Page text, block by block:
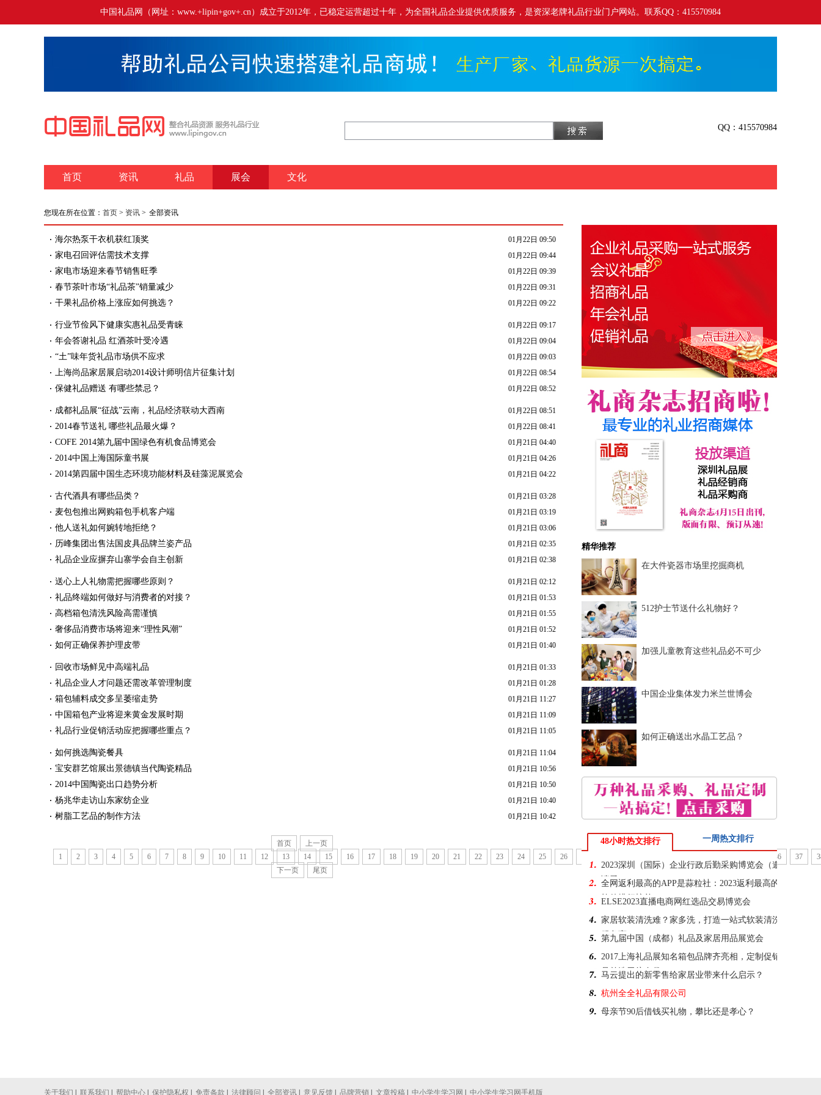
中国礼品网（网址：www.+lipin+gov+.cn）成立于2012年，已稳定运营超过十年，为全国礼品企业提供优质服务，是资深老牌礼品行业门户网站。联系QQ：415570984
QQ：415570984
首页 资讯 礼品 展会 文化
您现在所在位置： 首页 > 资讯 > 全部资讯
海尔热泵干衣机获红顶奖 01月22日 09:50
家电召回评估需技术支撑 01月22日 09:44
家电市场迎来春节销售旺季 01月22日 09:39
春节茶叶市场“礼品茶”销量减少 01月22日 09:31
干果礼品价格上涨应如何挑选？ 01月22日 09:22
行业节俭风下健康实惠礼品受青睐 01月22日 09:17
年会答谢礼品 红酒茶叶受冷遇 01月22日 09:04
“土”味年货礼品市场供不应求 01月22日 09:03
上海尚品家居展启动2014设计师明信片征集计划 01月22日 08:54
保健礼品赠送 有哪些禁忌？ 01月22日 08:52
成都礼品展“征战”云南，礼品经济联动大西南 01月22日 08:51
2014春节送礼 哪些礼品最火爆？ 01月22日 08:41
COFE 2014第九届中国绿色有机食品博览会 01月21日 04:40
2014中国上海国际童书展 01月21日 04:26
2014第四届中国生态环境功能材料及硅藻泥展览会 01月21日 04:22
古代酒具有哪些品类？ 01月21日 03:28
麦包包推出网购箱包手机客户端 01月21日 03:19
他人送礼如何婉转地拒绝？ 01月21日 03:06
历峰集团出售法国皮具品牌兰姿产品 01月21日 02:35
礼品企业应摒弃山寨学会自主创新 01月21日 02:38
送心上人礼物需把握哪些原则？ 01月21日 02:12
礼品终端如何做好与消费者的对接？ 01月21日 01:53
高档箱包清洗风险高需谨慎 01月21日 01:55
奢侈品消费市场将迎来“理性风潮” 01月21日 01:52
如何正确保养护理皮带 01月21日 01:40
回收市场鲜见中高端礼品 01月21日 01:33
礼品企业人才问题还需改革管理制度 01月21日 01:28
箱包辅料成交多呈萎缩走势 01月21日 11:27
中国箱包产业将迎来黄金发展时期 01月21日 11:09
礼品行业促销活动应把握哪些重点？ 01月21日 11:05
如何挑选陶瓷餐具 01月21日 11:04
宝安群艺馆展出景德镇当代陶瓷精品 01月21日 10:56
2014中国陶瓷出口趋势分析 01月21日 10:50
杨兆华走访山东家纺企业 01月21日 10:40
树脂工艺品的制作方法 01月21日 10:42
首页
上一页
1
2 3 4 5 6 7 8 9 10 11 12 13 14 15 16 17 18 19 20 21 22 23 24 25 26 36 37
下一页
尾页
精华推荐
在大件瓷器市场里挖掘商机
512护士节送什么礼物好？
加强儿童教育这些礼品必不可少
中国企业集体发力米兰世博会
如何正确送出水晶工艺品？
48小时热文排行 一周热文排行
2023深圳（国际）企业行政后勤采购博览会（邀
请函）
全网返利最高的APP是蒜粒社：2023返利最高的
软件排行榜单
ELSE2023直播电商网红选品交易博览会
家居软装清洗难？家多洗，打造一站式软装清洗
服务商
第九届中国（成都）礼品及家居用品展览会
2017上海礼品展知名箱包品牌齐亮相，定制促销
品首选无纺布袋
马云提出的新零售给家居业带来什么启示？
杭州全全礼品有限公司
母亲节90后借钱买礼物，攀比还是孝心？
关于我们 联系我们 帮助中心 保护隐私权 免责条款 法律顾问 全部资讯 意见反馈 品牌营销 文章投稿 中小学生学习网 中小学生学习网手机版